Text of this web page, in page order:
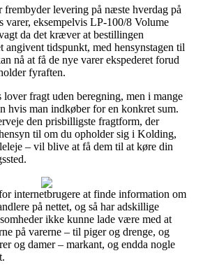
levering på næste hverdag på
varer, eksempelvis LP-100/8 Volume
da det kræver at bestillingen
tidspunkt, med hensynstagen til
nå at få de nye varer ekspederet forud
fyraften.
lover fragt uden beregning, men i mange
hvis man indkøber for en konkret sum.
den prisbilligste fragtform, der
til om du opholder sig i Kolding,
– vil blive at få dem til at køre din
internetbrugere at finde information om
på nettet, og så har adskillige
ikke kunne lade være med at
på varerne – til piger og drenge, og
og damer – markant, og endda nogle